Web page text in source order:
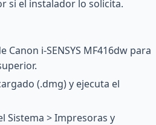
si el instalador lo solicita.
Canon i-SENSYS MF416dw para
(.dmg) y ejecuta el
Sistema > Impresoras y